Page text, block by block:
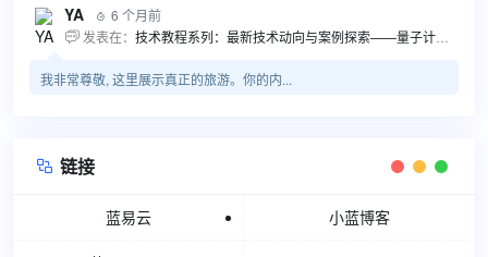
YA  6 个月前
 发表在： 技术教程系列：最新技术动向与案例探索——量子计算商业应用揭秘 该教程将深入探索最新技术动态，重点关注量子计算技术在商业领域的应用，结合具体案例阐述其背景、起因、经过和结果。同时，强调技术文档和运维文档的重要性，揭示它们在新技术发展和行业标准...
我非常尊敬, 这里展示真正的旅游。你的内...
 链接
蓝易云 小蓝博客